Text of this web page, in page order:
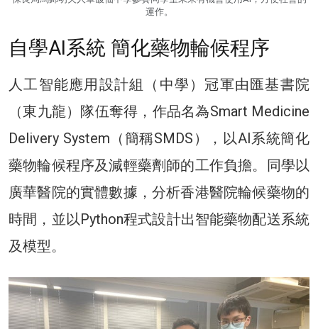
運作。
自學AI系統 簡化藥物輪候程序
人工智能應用設計組（中學）冠軍由匯基書院
（東九龍）隊伍奪得，作品名為Smart Medicine
Delivery System（簡稱SMDS），以AI系統簡化
藥物輪候程序及減輕藥劑師的工作負擔。同學以
廣華醫院的實體數據，分析香港醫院輪候藥物的
時間，並以Python程式設計出智能藥物配送系統
及模型。